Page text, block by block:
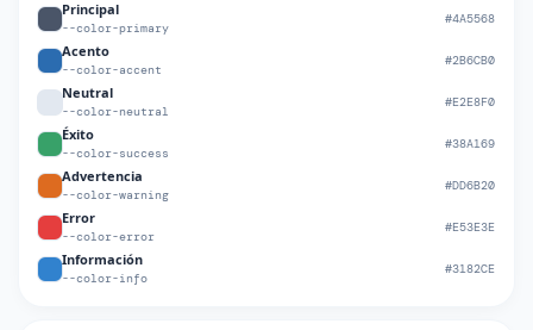
Principal
--color-primary
#4A5568
Acento
--color-accent
#2B6CB0
Neutral
--color-neutral
#E2E8F0
Éxito
--color-success
#38A169
Advertencia
--color-warning
#DD6B20
Error
--color-error
#E53E3E
Información
--color-info
#3182CE